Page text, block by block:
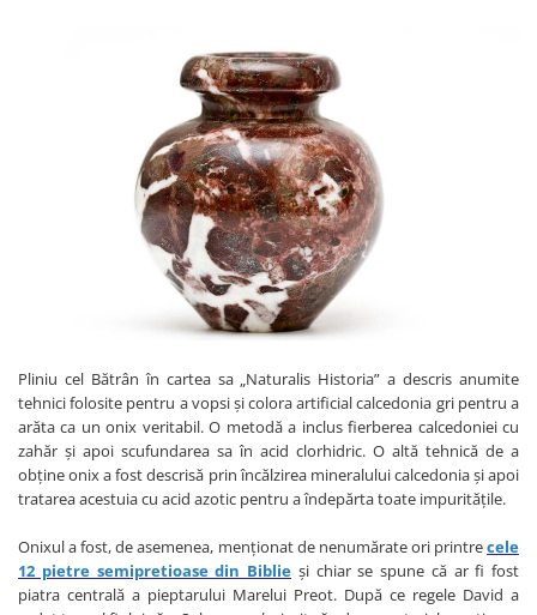
Pliniu cel Bătrân în cartea sa „Naturalis Historia” a descris anumite
tehnici folosite pentru a vopsi și colora artificial calcedonia gri pentru a
arăta ca un onix veritabil. O metodă a inclus fierberea calcedoniei cu
zahăr și apoi scufundarea sa în acid clorhidric. O altă tehnică de a
obține onix a fost descrisă prin încălzirea mineralului calcedonia și apoi
tratarea acestuia cu acid azotic pentru a îndepărta toate impuritățile.
Onixul a fost, de asemenea, menționat de nenumărate ori printrecele
12 pietre semipretioase din Biblie și chiar se spune că ar fi fost
piatra centrală a pieptarului Marelui Preot. După ce regele David a